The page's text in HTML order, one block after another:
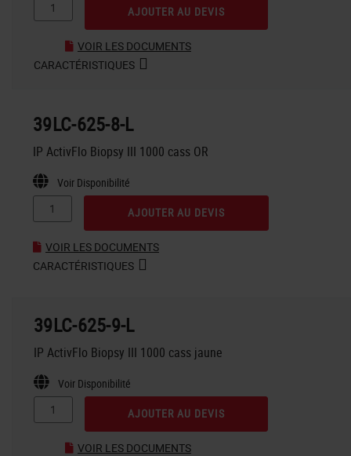
AJOUTER AU DEVIS
VOIR LES DOCUMENTS
CARACTÉRISTIQUES
39LC-625-8-L
IP ActivFlo Biopsy III 1000 cass OR
Voir Disponibilité
AJOUTER AU DEVIS
VOIR LES DOCUMENTS
CARACTÉRISTIQUES
39LC-625-9-L
IP ActivFlo Biopsy III 1000 cass jaune
Voir Disponibilité
AJOUTER AU DEVIS
VOIR LES DOCUMENTS